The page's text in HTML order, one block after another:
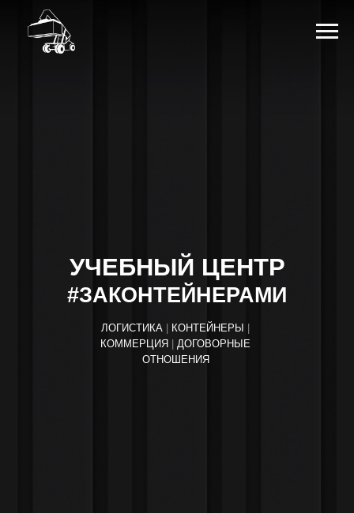
#ЗАКОНТЕЙНЕРАМИ
ЛОГИСТИКА КОНТЕЙНЕРЫ
КОММЕРЦИЯ
ДОГОВОРНЫЕ
ОТНОШЕНИЯ
УЧЕБНЫЙ ЦЕНТР